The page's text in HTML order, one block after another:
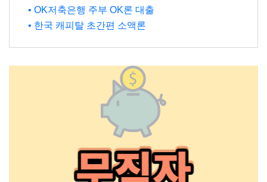
• OK저축은행 주부 OK론 대출
• 한국 캐피탈 초간편 소액론